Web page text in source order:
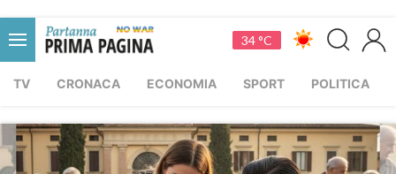
34 °C
TV CRONACA ECONOMIA SPORT POLITICA